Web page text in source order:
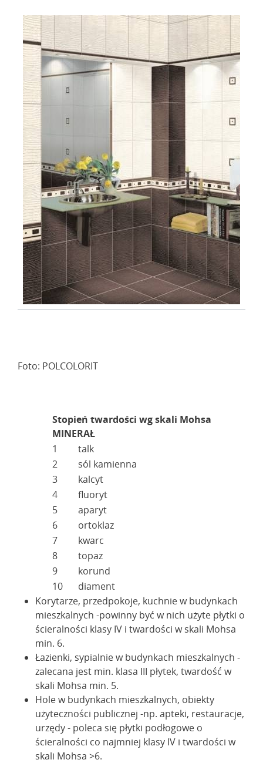
Foto: POLCOLORIT
Stopień twardości wg skali Mohsa
MINERAŁ
1
talk
2
sól kamienna
3
kalcyt
4
fluoryt
5
aparyt
6
ortoklaz
7
kwarc
8
topaz
9
korund
10
diament
Korytarze, przedpokoje, kuchnie w budynkach
mieszkalnych -powinny być w nich użyte płytki o
ścieralności klasy IV i twardości w skali Mohsa
min. 6.
Łazienki, sypialnie w budynkach mieszkalnych -
zalecana jest min. klasa III płytek, twardość w
skali Mohsa min. 5.
Hole w budynkach mieszkalnych, obiekty
użyteczności publicznej -np. apteki, restauracje,
urzędy - poleca się płytki podłogowe o
ścieralności co najmniej klasy IV i twardości w
skali Mohsa >6.